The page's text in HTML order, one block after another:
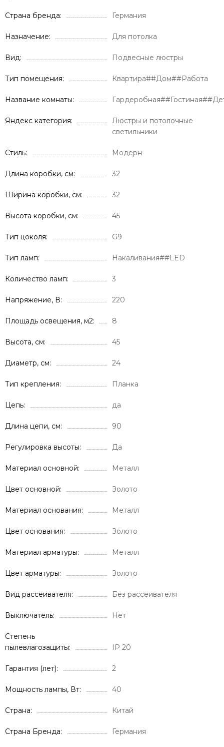
Страна бренда Германия
Назначение Для потолка
Вид Подвесные люстры
Тип помещения Квартира##Дом##Работа
Название комнаты
Яндекс категория
Люстры и потолочные
светильники
Стиль Модерн
Длина коробки, см 32
Ширина коробки, см 32
Высота коробки, см 45
Тип цоколя G9
Тип ламп Накаливания##LED
Количество ламп 3
Напряжение, В 220
Площадь освещения, м2 8
Высота, см 45
Диаметр, см 24
Тип крепления Планка
Цепь да
Длина цепи, см 90
Регулировка высоты Да
Материал основной Металл
Цвет основной Золото
Материал основания Металл
Цвет основания Золото
Материал арматуры Металл
Цвет арматуры Золото
Вид рассеивателя Без рассеивателя
Выключатель Нет
Степень
пылевлагозащиты
IP 20
Гарантия (лет) 2
Мощность лампы, Вт 40
Страна Китай
Страна Бренда Германия